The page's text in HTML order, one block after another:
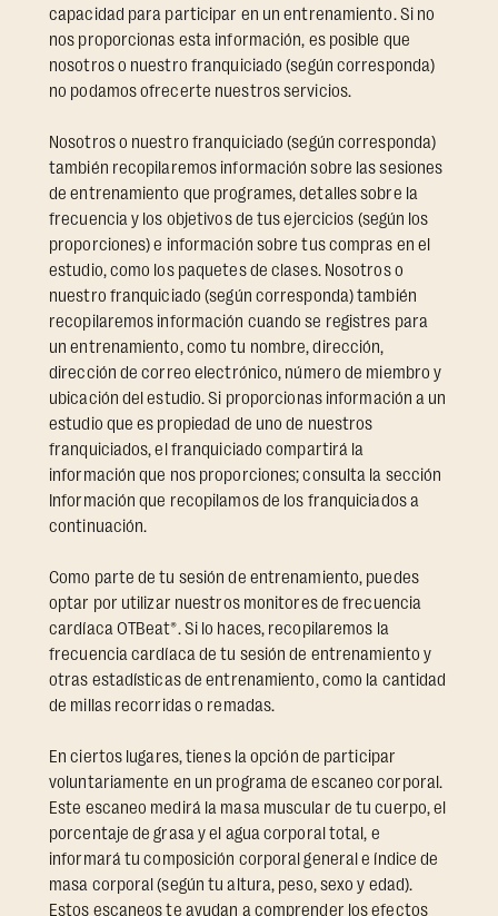
capacidad para participar en un entrenamiento. Si no
nos proporcionas esta información, es posible que
nosotros o nuestro franquiciado (según corresponda)
no podamos ofrecerte nuestros servicios.
Nosotros o nuestro franquiciado (según corresponda)
también recopilaremos información sobre las sesiones
de entrenamiento que programes, detalles sobre la
frecuencia y los objetivos de tus ejercicios (según los
proporciones) e información sobre tus compras en el
estudio, como los paquetes de clases. Nosotros o
nuestro franquiciado (según corresponda) también
recopilaremos información cuando se registres para
un entrenamiento, como tu nombre, dirección,
dirección de correo electrónico, número de miembro y
ubicación del estudio. Si proporcionas información a un
estudio que es propiedad de uno de nuestros
franquiciados, el franquiciado compartirá la
información que nos proporciones; consulta la sección
Información que recopilamos de los franquiciados a
continuación.
Como parte de tu sesión de entrenamiento, puedes
optar por utilizar nuestros monitores de frecuencia
cardíaca OTBeat®. Si lo haces, recopilaremos la
frecuencia cardíaca de tu sesión de entrenamiento y
otras estadísticas de entrenamiento, como la cantidad
de millas recorridas o remadas.
En ciertos lugares, tienes la opción de participar
voluntariamente en un programa de escaneo corporal.
Este escaneo medirá la masa muscular de tu cuerpo, el
porcentaje de grasa y el agua corporal total, e
informará tu composición corporal general e índice de
masa corporal (según tu altura, peso, sexo y edad).
Estos escaneos te ayudan a comprender los efectos